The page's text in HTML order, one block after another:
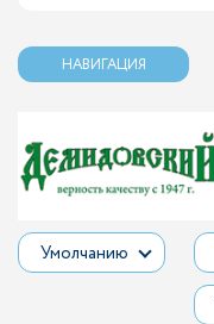
НАВИГАЦИЯ
Умолчанию